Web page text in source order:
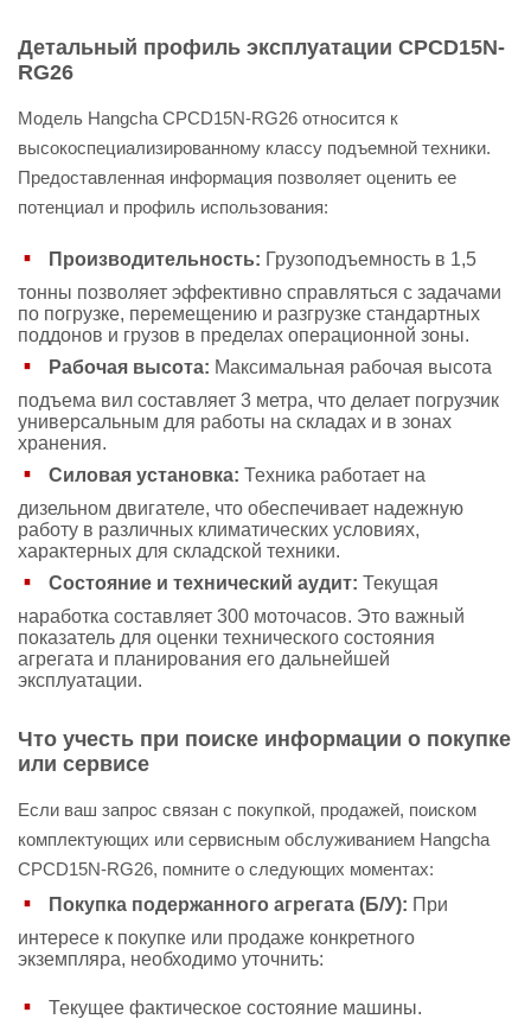
Детальный профиль эксплуатации CPCD15N-
RG26
Модель Hangcha CPCD15N-RG26 относится к
высокоспециализированному классу подъемной техники.
Предоставленная информация позволяет оценить ее
потенциал и профиль использования:
Производительность: Грузоподъемность в 1,5
тонны позволяет эффективно справляться с задачами
по погрузке, перемещению и разгрузке стандартных
поддонов и грузов в пределах операционной зоны.
Рабочая высота: Максимальная рабочая высота
подъема вил составляет 3 метра, что делает погрузчик
универсальным для работы на складах и в зонах
хранения.
Силовая установка: Техника работает на
дизельном двигателе, что обеспечивает надежную
работу в различных климатических условиях,
характерных для складской техники.
Состояние и технический аудит: Текущая
наработка составляет 300 моточасов. Это важный
показатель для оценки технического состояния
агрегата и планирования его дальнейшей
эксплуатации.
Что учесть при поиске информации о покупке
или сервисе
Если ваш запрос связан с покупкой, продажей, поиском
комплектующих или сервисным обслуживанием Hangcha
CPCD15N-RG26, помните о следующих моментах:
Покупка подержанного агрегата (Б/У): При
интересе к покупке или продаже конкретного
экземпляра, необходимо уточнить:
Текущее фактическое состояние машины.